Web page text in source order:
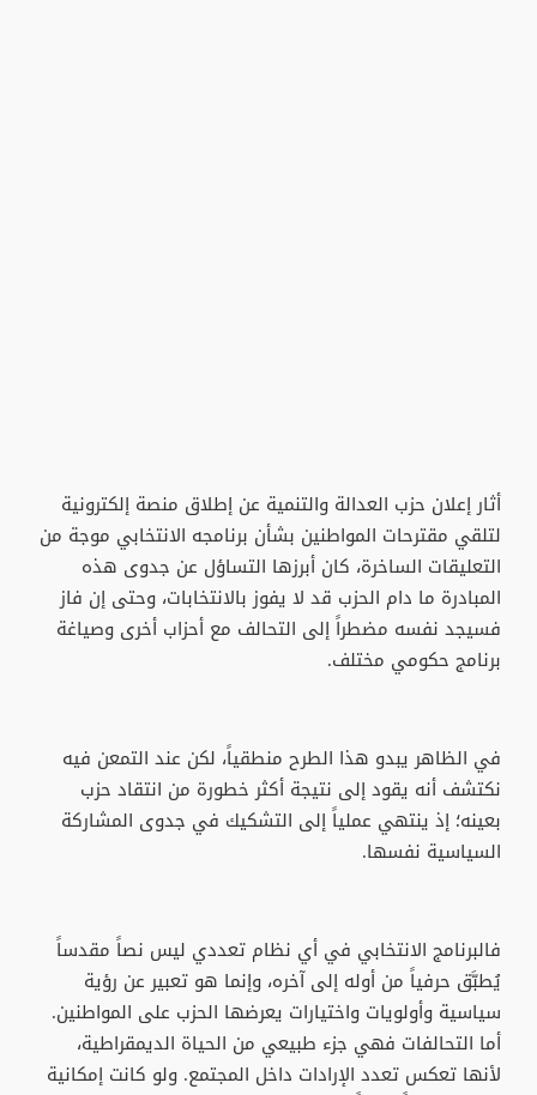
أثار إعلان حزب العدالة والتنمية عن إطلاق منصة إلكترونية
لتلقي مقترحات المواطنين بشأن برنامجه الانتخابي موجة من
التعليقات الساخرة، كان أبرزها التساؤل عن جدوى هذه
المبادرة ما دام الحزب قد لا يفوز بالانتخابات، وحتى إن فاز
فسيجد نفسه مضطراً إلى التحالف مع أحزاب أخرى وصياغة
برنامج حكومي مختلف.
في الظاهر يبدو هذا الطرح منطقياً، لكن عند التمعن فيه
نكتشف أنه يقود إلى نتيجة أكثر خطورة من انتقاد حزب
بعينه؛ إذ ينتهي عملياً إلى التشكيك في جدوى المشاركة
السياسية نفسها.
فالبرنامج الانتخابي في أي نظام تعددي ليس نصاً مقدساً
يُطبَّق حرفياً من أوله إلى آخره، وإنما هو تعبير عن رؤية
سياسية وأولويات واختيارات يعرضها الحزب على المواطنين.
أما التحالفات فهي جزء طبيعي من الحياة الديمقراطية،
لأنها تعكس تعدد الإرادات داخل المجتمع. ولو كانت إمكانية